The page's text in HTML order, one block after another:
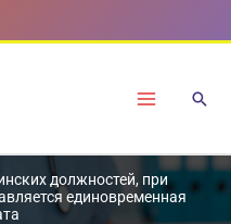
должностей, при
единовременная